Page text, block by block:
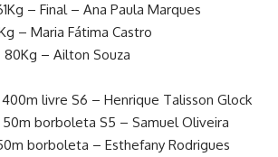
– Final – Ana Paula Marques
– Maria Fátima Castro
80Kg – Ailton Souza
livre S6 – Henrique Talisson Glock
borboleta S5 – Samuel Oliveira
borboleta – Esthefany Rodrigues